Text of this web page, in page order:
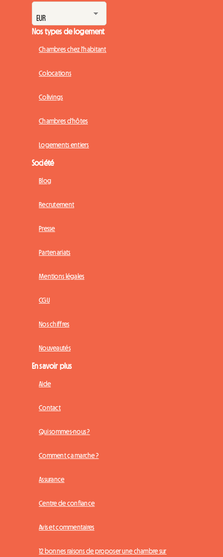
Nos types de logement
Chambres chez l'habitant
Colocations
Colivings
Chambres d'hôtes
Logements entiers
Société
Blog
Recrutement
Presse
Partenariats
Mentions légales
CGU
Nos chiffres
Nouveautés
En savoir plus
Aide
Contact
Qui sommes-nous ?
Comment ça marche ?
Assurance
Centre de confiance
Avis et commentaires
12 bonnes raisons de proposer une chambre sur